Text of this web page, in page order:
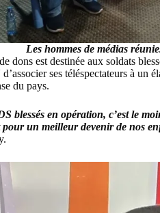
Les hommes de médias
dons est destinée aux soldats
d’associer ses téléspectateurs à un
du pays.
blessés en opération, c’est le
un meilleur devenir de nos
.